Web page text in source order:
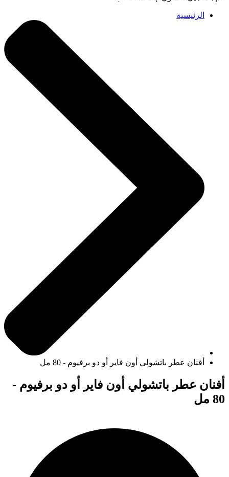
الرئيسية
أفنان عطر باتشولي أون فاير أو دو برفيوم - 80 مل
أفنان عطر باتشولي أون فاير أو دو برفيوم -
80 مل